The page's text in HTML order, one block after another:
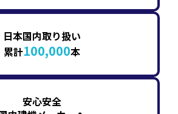
日本国内取り扱い
累計100,000本
安心安全